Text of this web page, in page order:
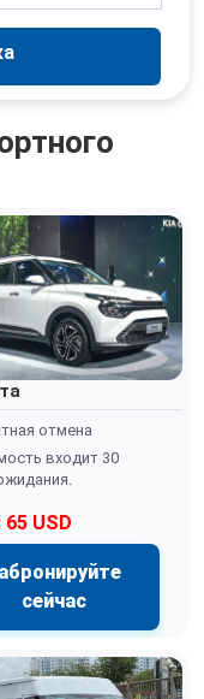
отмена
входит 30
USD
сейчас